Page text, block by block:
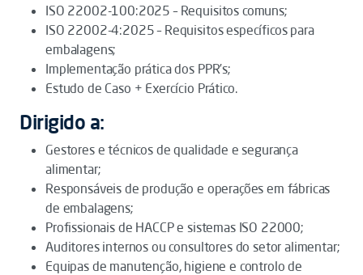
ISO 22002-100:2025 – Requisitos comuns;
ISO 22002-4:2025 – Requisitos específicos para
embalagens;
Implementação prática dos PPR’s;
Estudo de Caso + Exercício Prático.
Dirigido a:
Gestores e técnicos de qualidade e segurança
alimentar;
Responsáveis de produção e operações em fábricas
de embalagens;
Profissionais de HACCP e sistemas ISO 22000;
Auditores internos ou consultores do setor alimentar;
Equipas de manutenção, higiene e controlo de